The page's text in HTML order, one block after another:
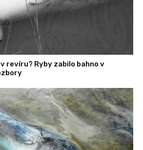
revíru? Ryby zabilo bahno v